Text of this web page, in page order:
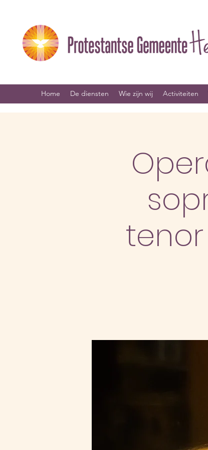
Home De diensten Wie zijn wij Activiteiten